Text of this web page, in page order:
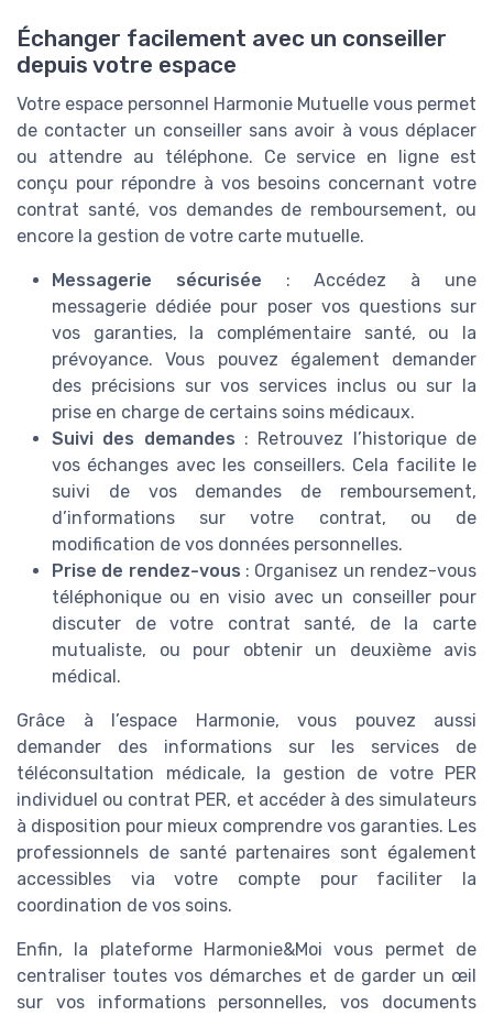
Échanger facilement avec un conseiller
depuis votre espace
Votre espace personnel Harmonie Mutuelle vous permet
de contacter un conseiller sans avoir à vous déplacer
ou attendre au téléphone. Ce service en ligne est
conçu pour répondre à vos besoins concernant votre
contrat santé, vos demandes de remboursement, ou
encore la gestion de votre carte mutuelle.
Messagerie sécurisée : Accédez à une
messagerie dédiée pour poser vos questions sur
vos garanties, la complémentaire santé, ou la
prévoyance. Vous pouvez également demander
des précisions sur vos services inclus ou sur la
prise en charge de certains soins médicaux.
Suivi des demandes : Retrouvez l’historique de
vos échanges avec les conseillers. Cela facilite le
suivi de vos demandes de remboursement,
d’informations sur votre contrat, ou de
modification de vos données personnelles.
Prise de rendez-vous : Organisez un rendez-vous
téléphonique ou en visio avec un conseiller pour
discuter de votre contrat santé, de la carte
mutualiste, ou pour obtenir un deuxième avis
médical.
Grâce à l’espace Harmonie, vous pouvez aussi
demander des informations sur les services de
téléconsultation médicale, la gestion de votre PER
individuel ou contrat PER, et accéder à des simulateurs
à disposition pour mieux comprendre vos garanties. Les
professionnels de santé partenaires sont également
accessibles via votre compte pour faciliter la
coordination de vos soins.
Enfin, la plateforme Harmonie&Moi vous permet de
centraliser toutes vos démarches et de garder un œil
sur vos informations personnelles, vos documents